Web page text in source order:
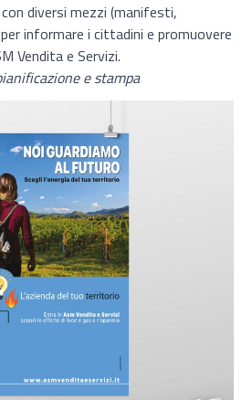
diversi mezzi (manifesti,
informare i cittadini e promuovere
Vendita e Servizi.
e stampa